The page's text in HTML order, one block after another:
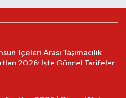
İlçeleri Arası Taşımacılık
2026: İşte Güncel Tarifeler